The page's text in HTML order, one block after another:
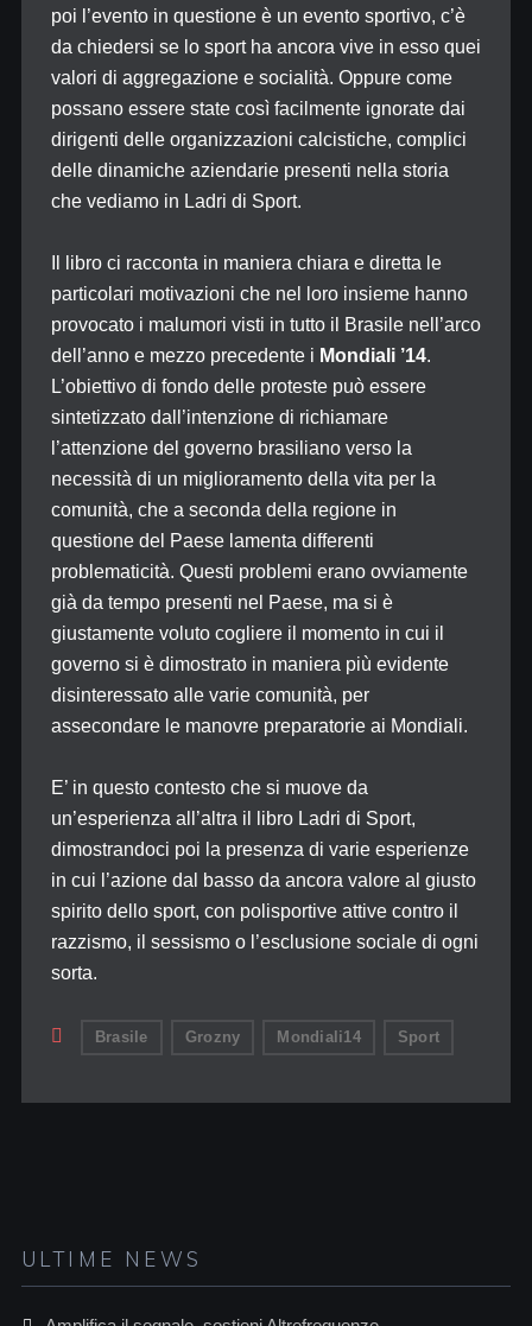
poi l’evento in questione è un evento sportivo, c’è
da chiedersi se lo sport ha ancora vive in esso quei
valori di aggregazione e socialità. Oppure come
possano essere state così facilmente ignorate dai
dirigenti delle organizzazioni calcistiche, complici
delle dinamiche aziendarie presenti nella storia
che vediamo in Ladri di Sport.
Il libro ci racconta in maniera chiara e diretta le
particolari motivazioni che nel loro insieme hanno
provocato i malumori visti in tutto il Brasile nell’arco
dell’anno e mezzo precedente i Mondiali ’14.
L’obiettivo di fondo delle proteste può essere
sintetizzato dall’intenzione di richiamare
l’attenzione del governo brasiliano verso la
necessità di un miglioramento della vita per la
comunità, che a seconda della regione in
questione del Paese lamenta differenti
problematicità. Questi problemi erano ovviamente
già da tempo presenti nel Paese, ma si è
giustamente voluto cogliere il momento in cui il
governo si è dimostrato in maniera più evidente
disinteressato alle varie comunità, per
assecondare le manovre preparatorie ai Mondiali.
E’ in questo contesto che si muove da
un’esperienza all’altra il libro Ladri di Sport,
dimostrandoci poi la presenza di varie esperienze
in cui l’azione dal basso da ancora valore al giusto
spirito dello sport, con polisportive attive contro il
razzismo, il sessismo o l’esclusione sociale di ogni
sorta.
Brasile Grozny Mondiali14 Sport
ULTIME NEWS